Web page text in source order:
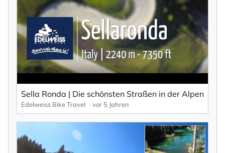
Sella Ronda | Die schönsten Straßen in der Alpen
Edelweiss Bike Travel vor 5 Jahren